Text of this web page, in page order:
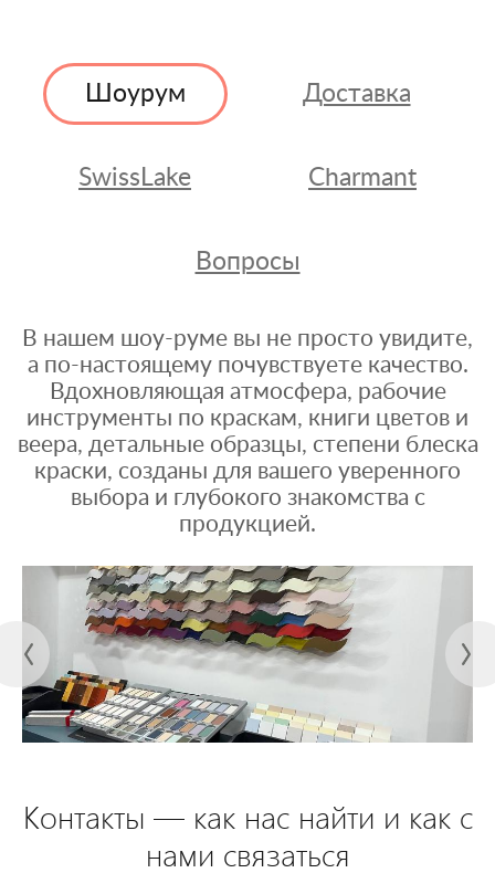
Шоурум Доставка
SwissLake Charmant
Вопросы
В нашем шоу-руме вы не просто увидите,
а по-настоящему почувствуете качество.
Вдохновляющая атмосфера, рабочие
инструменты по краскам, книги цветов и
веера, детальные образцы, степени блеска
краски, созданы для вашего уверенного
выбора и глубокого знакомства с
продукцией.
Контакты — как нас найти и как с
нами связаться